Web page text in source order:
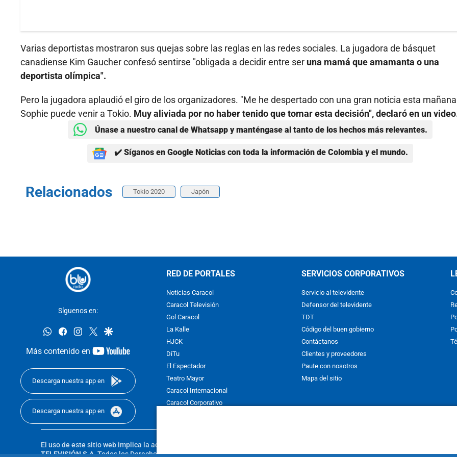
Varias deportistas mostraron sus quejas sobre las reglas en las redes sociales. La jugadora de básquet
canadiense Kim Gaucher confesó sentirse "obligada a decidir entre ser una mamá que amamanta o una
deportista olímpica".
Pero la jugadora aplaudió el giro de los organizadores. "Me he despertado con una gran noticia esta
Sophie puede venir a Tokio. Muy aliviada por no haber tenido que tomar esta decisión", declaró en un
Únase a nuestro canal de Whatsapp y manténgase al tanto de los hechos más relevantes.
✔️ Síganos en Google Noticias con toda la información de Colombia y el mundo.
Relacionados Tokio 2020 Japón
Síguenos en:
whatsappfacebookinstagram
twittergoogle
Más contenido en
youtube-
Descarga nuestra app en
Descarga nuestra app en
RED DE PORTALES
Noticias Caracol
Caracol Televisión
Gol Caracol
La Kalle
HJCK
DiTu
El Espectador
Teatro Mayor
Caracol Internacional
Caracol Corporativo
SERVICIOS CORPORATIVOS
Servicio al televidente
Defensor del televidente
TDT
Código del buen gobierno
Contáctanos
Clientes y proveedores
Paute con nosotros
Mapa del sitio
El uso de este sitio web implica la aceptación de los
TELEVISIÓN S.A.Todos los Derechos Reservados D.R.A. Prohibida su reproducción total o parcial, así como su traducción a